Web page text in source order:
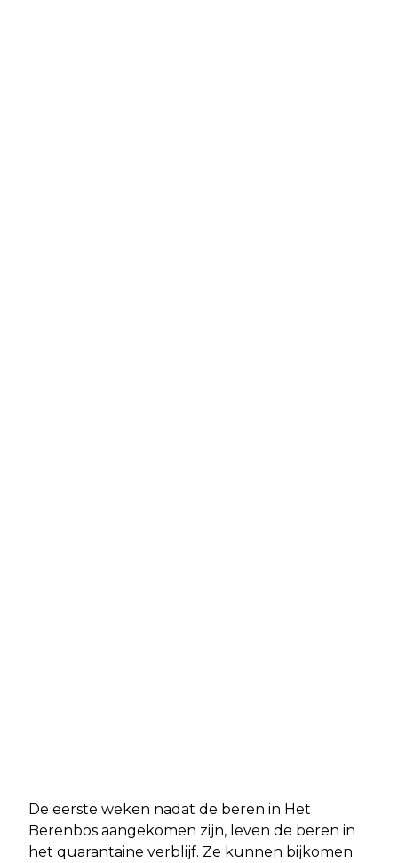
De eerste weken nadat de beren in Het
Berenbos aangekomen zijn, leven de beren in
het quarantaine verblijf. Ze kunnen bijkomen